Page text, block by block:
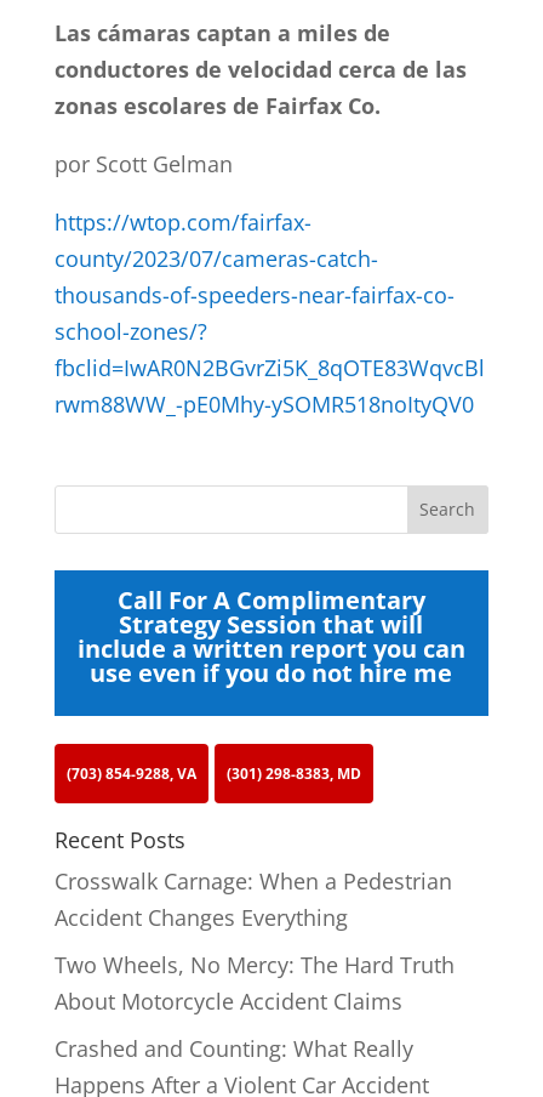
Las cámaras captan a miles de
conductores de velocidad cerca de las
zonas escolares de Fairfax Co.
por Scott Gelman
https://wtop.com/fairfax-
county/2023/07/cameras-catch-
thousands-of-speeders-near-fairfax-co-
school-zones/?
fbclid=IwAR0N2BGvrZi5K_8qOTE83WqvcBl
rwm88WW_-pE0Mhy-ySOMR518noItyQV0
Call For A Complimentary
Strategy Session that will
include a written report you can
use even if you do not hire me
(703) 854-9288, VA (301) 298-8383, MD
Recent Posts
Crosswalk Carnage: When a Pedestrian
Accident Changes Everything
Two Wheels, No Mercy: The Hard Truth
About Motorcycle Accident Claims
Crashed and Counting: What Really
Happens After a Violent Car Accident